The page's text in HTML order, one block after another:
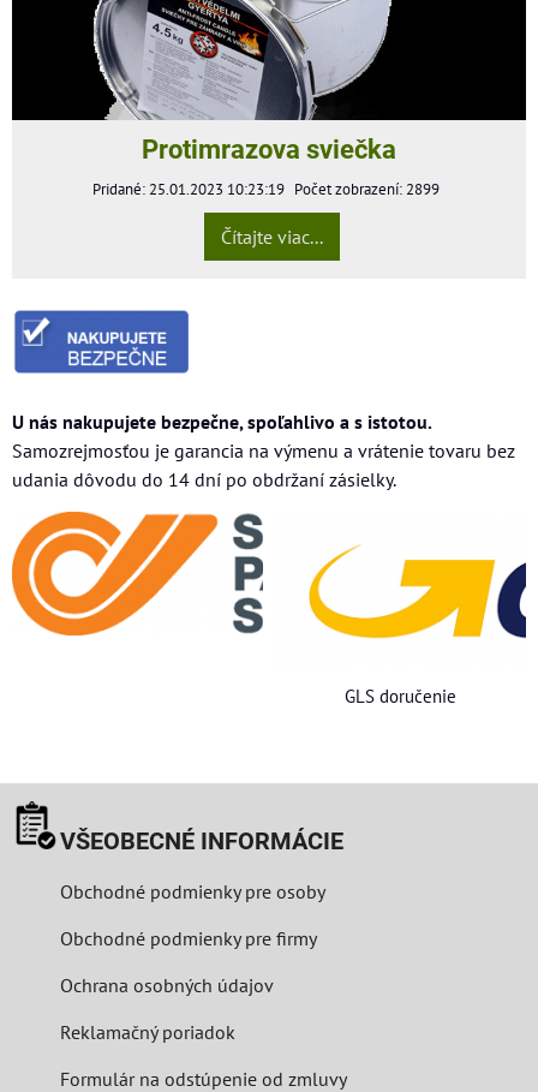
Protimrazova sviečka
Pridané: 25.01.2023 10:23:19 Počet zobrazení: 2899
Čítajte viac...
U nás nakupujete bezpečne, spoľahlivo a s istotou.
Samozrejmosťou je garancia na výmenu a vrátenie tovaru bez
udania dôvodu do 14 dní po obdržaní zásielky.
GLS doručenie
VŠEOBECNÉ INFORMÁCIE
Obchodné podmienky pre osoby
Obchodné podmienky pre firmy
Ochrana osobných údajov
Reklamačný poriadok
Formulár na odstúpenie od zmluvy